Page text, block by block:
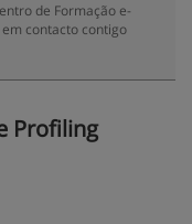
de Formação e-
contacto contigo
Profiling